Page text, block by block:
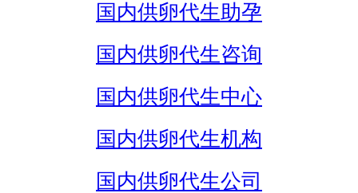
国内供卵代生助孕
国内供卵代生咨询
国内供卵代生中心
国内供卵代生机构
国内供卵代生公司